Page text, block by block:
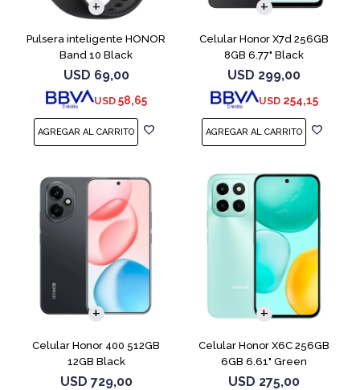
Pulsera inteligente HONOR
Band 10 Black
USD 69,00
USD 58,65
Celular Honor X7d 256GB
8GB 6.77" Black
USD 299,00
USD 254,15
Celular Honor 400 512GB
12GB Black
USD 729,00
COMPARAR
Celular Honor X6C 256GB
6GB 6.61" Green
USD 275,00
COMPARAR